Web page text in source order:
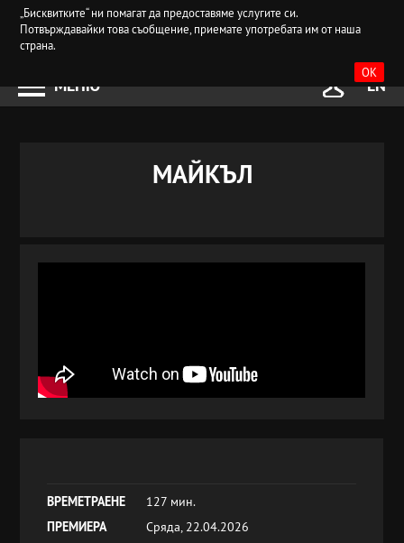
„Бисквитките“ ни помагат да предоставяме услугите си.
Потвърждавайки това съобщение, приемате употребата им от наша
страна.
OK
МЕНЮ EN
МАЙКЪЛ
ВРЕМЕТРАЕНЕ
127 мин.
ПРЕМИЕРА
Сряда, 22.04.2026